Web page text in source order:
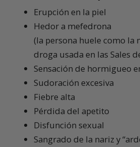
Erupción en la piel
Hedor a mefedrona
(la persona huele como la
droga usada en las Sales
Sensación de hormigueo
Sudoración excesiva
Fiebre alta
Pérdida del apetito
Disfunción sexual
Sangrado de la nariz y